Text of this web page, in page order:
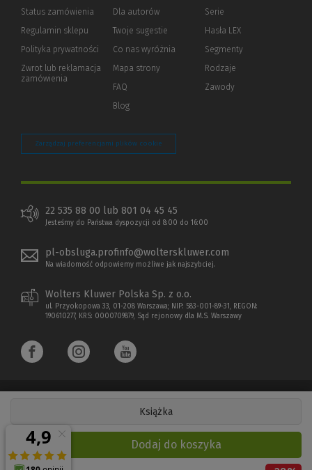
Książka
Dodaj do koszyka
Status zamówienia
Regulamin sklepu
Polityka prywatności (Nowe
(Link
innej
Zwrot lub reklamacja
zamówienia
Dla autorów(Nowe
(Link
innej
strony)
Twoje sugestie
Co nas wyróżnia
Mapa strony
FAQ
Blog
Serie
Hasła LEX
Segmenty
Rodzaje
Zawody
Zarządzaj preferencjami plików cookie
22 535 88 00 lub 801 04 45 45
Jesteśmy do Państwa dyspozycji od 8:00 do 16:00
pl-obsluga.profinfo@wolterskluwer.com
Na wiadomość odpowiemy możliwe jak najszybciej.
Wolters Kluwer Polska Sp. z o.o.
ul. Przyokopowa 33, 01-208 Warszawa; NIP: 583-001-89-31, REGON:
190610277, KRS: 0000709879, Sąd rejonowy dla M.S. Warszawy
Copyright 1997 - 2026 Wolters Kluwer Polska Sp. z o.o.
Płatności elektroniczne